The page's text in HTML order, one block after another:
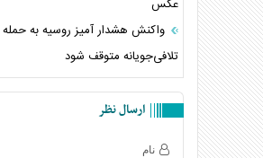
عکس
واکنش هشدار آمیز روسیه به حمله
تلافی‌جویانه متوقف شود
ارسال نظر
نام